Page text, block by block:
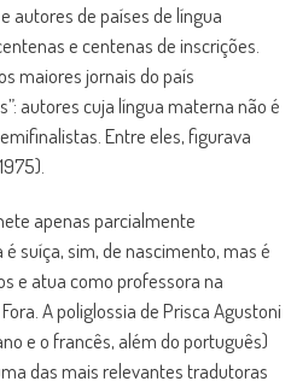
autores de países de língua
e centenas de inscrições.
maiores jornais do país
autores cuja língua materna não é
Entre eles, figurava
apenas parcialmente
suíça, sim, de nascimento, mas é
e atua como professora na
A poliglossia de Prisca Agustoni
e o francês, além do português)
das mais relevantes tradutoras